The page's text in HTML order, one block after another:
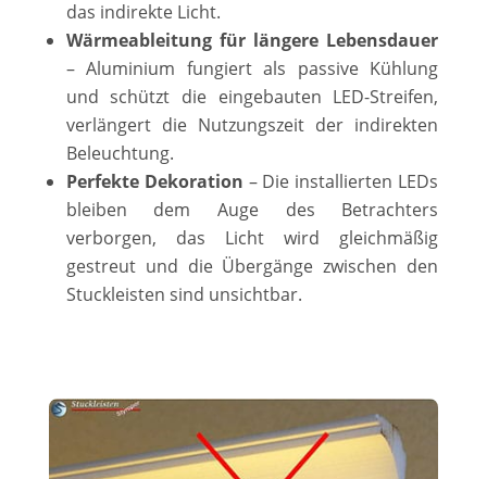
das indirekte Licht.
Wärmeableitung für längere Lebensdauer
– Aluminium fungiert als passive Kühlung
und schützt die eingebauten LED-Streifen,
verlängert die Nutzungszeit der indirekten
Beleuchtung.
Perfekte Dekoration – Die installierten LEDs
bleiben dem Auge des Betrachters
verborgen, das Licht wird gleichmäßig
gestreut und die Übergänge zwischen den
Stuckleisten sind unsichtbar.